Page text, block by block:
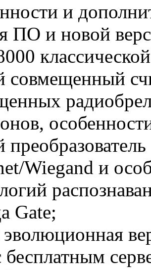
и
ПО и новой
совмещенный
Wiegand и
Gate;
эволюционная
бесплатным